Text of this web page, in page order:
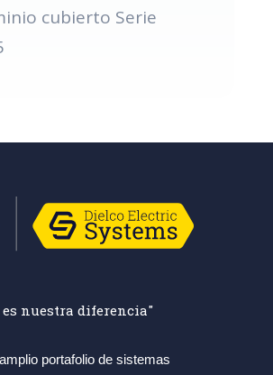
cubierto Serie
nuestra diferencia"
portafolio de sistemas